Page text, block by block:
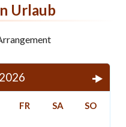
Urlaub
2026
FR SA SO